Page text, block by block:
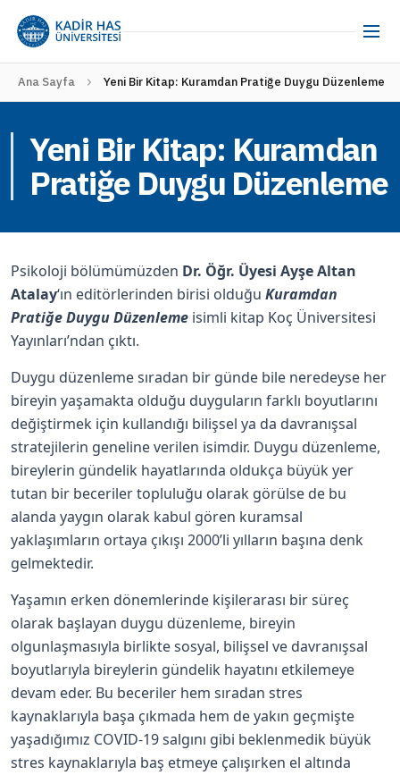
Ana Sayfa Yeni Bir Kitap: Kuramdan Pratiğe Duygu Düzenleme
Yeni Bir Kitap: Kuramdan
Pratiğe Duygu Düzenleme
Psikoloji bölümümüzden Dr. Öğr. Üyesi Ayşe Altan
Atalay‘ın editörlerinden birisi olduğu Kuramdan
Pratiğe Duygu Düzenleme isimli kitap Koç Üniversitesi
Yayınları’ndan çıktı.
Duygu düzenleme sıradan bir günde bile neredeyse her
bireyin yaşamakta olduğu duyguların farklı boyutlarını
değiştirmek için kullandığı bilişsel ya da davranışsal
stratejilerin geneline verilen isimdir. Duygu düzenleme,
bireylerin gündelik hayatlarında oldukça büyük yer
tutan bir beceriler topluluğu olarak görülse de bu
alanda yaygın olarak kabul gören kuramsal
yaklaşımların ortaya çıkışı 2000’li yılların başına denk
gelmektedir.
Yaşamın erken dönemlerinde kişilerarası bir süreç
olarak başlayan duygu düzenleme, bireyin
olgunlaşmasıyla birlikte sosyal, bilişsel ve davranışsal
boyutlarıyla bireylerin gündelik hayatını etkilemeye
devam eder. Bu beceriler hem sıradan stres
kaynaklarıyla başa çıkmada hem de yakın geçmişte
yaşadığımız COVID-19 salgını gibi beklenmedik büyük
stres kaynaklarıyla baş etmeye çalışırken el altında